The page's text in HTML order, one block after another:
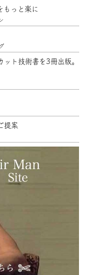
もっと楽に
ト技術書を3冊出版。
提案